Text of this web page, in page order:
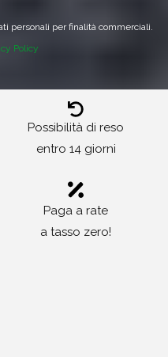
personali per finalità commerciali.
Policy
Possibilità di reso
entro 14 giorni
Paga a rate
a tasso zero!